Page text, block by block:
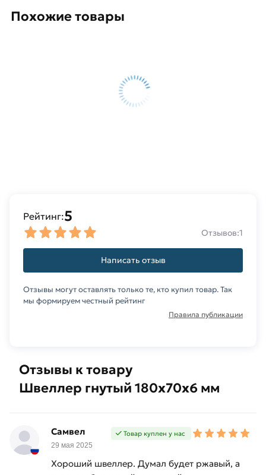
Похожие товары
Отзывы к товару
Швеллер гнутый 180х70х6 мм
Самвел
29 мая 2025
Товар куплен у нас
Хороший швеллер. Думал будет ржавый, а
Рейтинг:5
Отзывов:1
Написать отзыв
Отзывы могут оставлять только те, кто купил товар. Так
мы формируем честный рейтинг
Правила публикации